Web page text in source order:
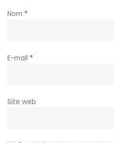
Nom *
E-mail *
Site web